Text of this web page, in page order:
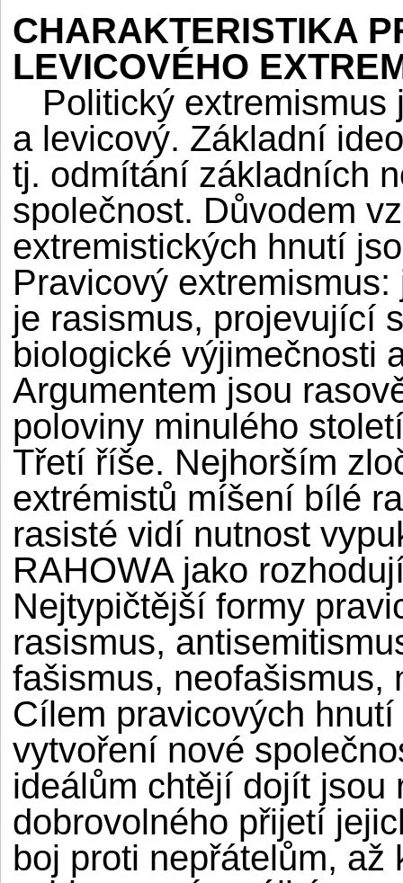
CHARAKTERISTIKA
LEVICOVÉHO
Politický extremismus
a levicový. Základní
tj. odmítání základních
společnost. Důvodem
extremistických hnutí
Pravicový
je rasismus, projevující
biologické výjimečnosti
Argumentem jsou
poloviny minulého
Třetí říše. Nejhorším
extrémistů míšení bílé
rasisté vidí nutnost
RAHOWA jako
Nejtypičtější formy
rasismus,
fašismus, neofašismus,
Cílem pravicových
vytvoření nové
ideálům chtějí dojít jsou
dobrovolného přijetí
boj proti nepřátelům,